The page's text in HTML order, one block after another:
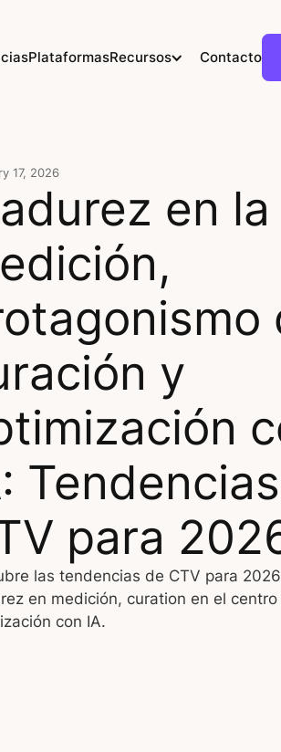
PlataformasRecursos Contacto
17, 2026
en la
y
para
las tendencias de CTV para
en medición, curation en el centro
con IA.